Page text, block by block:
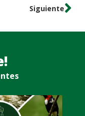
Siguiente